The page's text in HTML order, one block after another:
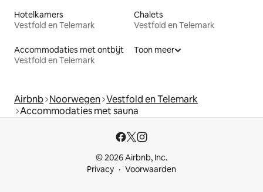
Hotelkamers
Vestfold en Telemark
Chalets
Vestfold en Telemark
Accommodaties met ontbijt
Vestfold en Telemark
Toon meer
Airbnb Noorwegen Vestfold en Telemark
Accommodaties met sauna
© 2026 Airbnb, Inc.
Privacy
Voorwaarden